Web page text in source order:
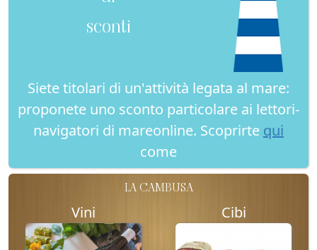
sconti
Siete titolari di un'attività legata al mare:
proponete uno sconto particolare ai lettori-
navigatori di mareonline. Scoprirte qui
come
LA CAMBUSA
Vini Cibi